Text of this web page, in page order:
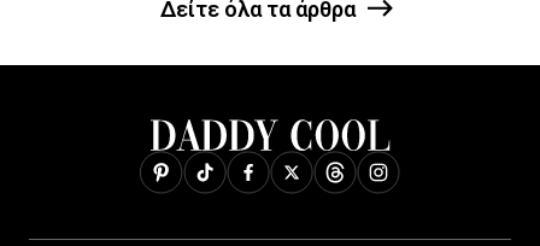
Δείτε όλα τα άρθρα